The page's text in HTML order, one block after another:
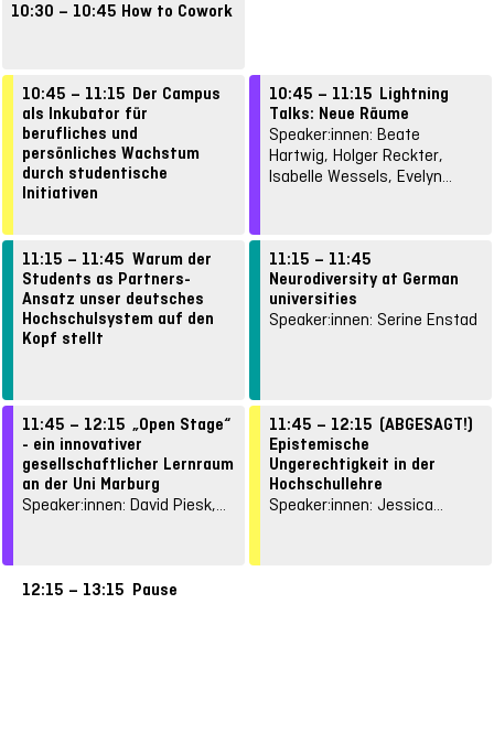
10:30 – 10:45 How to Cowork
Gabriel Häusler, Kira Bartsch,
Bernadette Gruber
10:45 – 11:15 Der Campus
als Inkubator für
berufliches und
persönliches Wachstum
durch studentische
Initiativen
Victoria Andros
11:15 – 11:45 Warum der
Students as Partners-
Ansatz unser deutsches
Hochschulsystem auf den
Kopf stellt
11:45 – 12:15 „Open Stage“
- ein innovativer
gesellschaftlicher Lernraum
an der Uni Marburg
Speaker:innen: David Piesk,
12:15 – 13:15 Pause
10:45 – 11:15 Lightning
Talks: Neue Räume
Speaker:innen: Beate
Hartwig, Holger Reckter,
Isabelle Wessels, Evelyn
Foster, Jana Steinbacher,
Franziska C. Eickhoff, Curie
Lee
11:15 – 11:45
Neurodiversity at German
universities
Speaker:innen: Serine Enstad
11:45 – 12:15 (ABGESAGT!)
Epistemische
Ungerechtigkeit in der
Hochschullehre
Speaker:innen: Jessica